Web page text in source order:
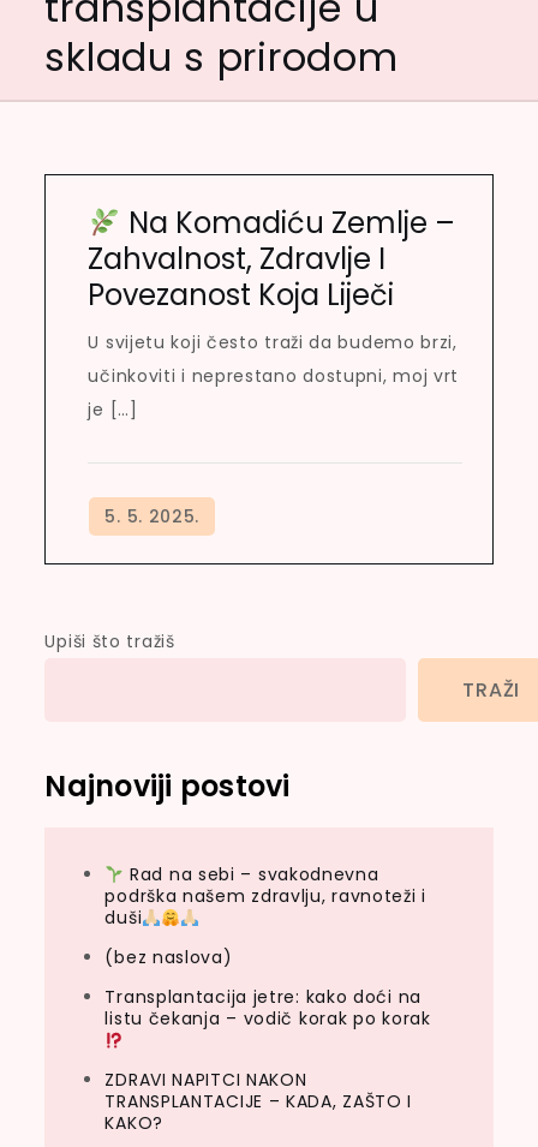
skladu s prirodom
Na Komadiću Zemlje –
Zahvalnost, Zdravlje I
Povezanost Koja Liječi
U svijetu koji često traži da budemo brzi,
učinkoviti i neprestano dostupni, moj vrt
je […]
Upiši što tražiš
TRAŽI
Najnoviji postovi
Rad na sebi – svakodnevna
podrška našem zdravlju, ravnoteži i
duši
(bez naslova)
Transplantacija jetre: kako doći na
listu čekanja – vodič korak po korak
ZDRAVI NAPITCI NAKON
TRANSPLANTACIJE – KADA, ZAŠTO I
KAKO?